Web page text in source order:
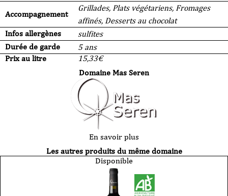
Accompagnement
Grillades, Plats végétariens, Fromages
affinés, Desserts au chocolat
Infos allergènes
sulfites
Durée de garde
5 ans
Prix au litre
15,33€
Domaine Mas Seren
En savoir plus
Les autres produits du même domaine
Disponible